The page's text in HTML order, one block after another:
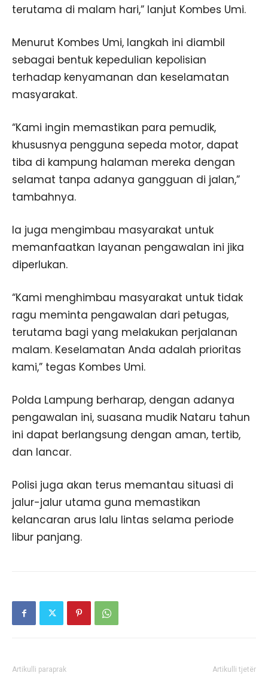
terutama di malam hari,” lanjut Kombes Umi.
Menurut Kombes Umi, langkah ini diambil
sebagai bentuk kepedulian kepolisian
terhadap kenyamanan dan keselamatan
masyarakat.
“Kami ingin memastikan para pemudik,
khususnya pengguna sepeda motor, dapat
tiba di kampung halaman mereka dengan
selamat tanpa adanya gangguan di jalan,”
tambahnya.
Ia juga mengimbau masyarakat untuk
memanfaatkan layanan pengawalan ini jika
diperlukan.
“Kami menghimbau masyarakat untuk tidak
ragu meminta pengawalan dari petugas,
terutama bagi yang melakukan perjalanan
malam. Keselamatan Anda adalah prioritas
kami,” tegas Kombes Umi.
Polda Lampung berharap, dengan adanya
pengawalan ini, suasana mudik Nataru tahun
ini dapat berlangsung dengan aman, tertib,
dan lancar.
Polisi juga akan terus memantau situasi di
jalur-jalur utama guna memastikan
kelancaran arus lalu lintas selama periode
libur panjang.
Artikulli paraprak Artikulli tjetër